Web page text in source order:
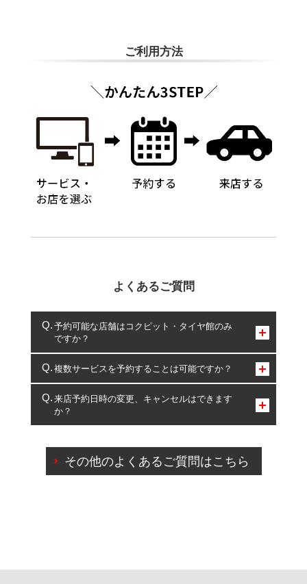
ご利用方法
よくあるご質問
予約可能な店舗はコクピット・タイヤ館のみ
ですか？
コクピット・タイヤ館のみとなります。
複数サービスを予約することは可能ですか？
複数サービスのご予約は可能です。
一部の商品・サービスの組み合わせに限り、同時にご予約が
出来ないものもございます。
来店予約日時の変更、キャンセルはできます
か？
ご来店予約日の3営業日前を過ぎている場合のご予約
の日時変更につきましては、直接ご予約の店舗まで
その他のよくあるご質問はこちら